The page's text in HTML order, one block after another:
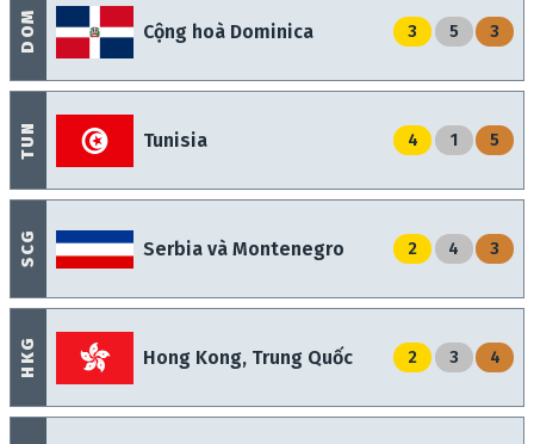
DOM Cộng hoà Dominica 3 5 3
HKG Hong Kong, Trung Quốc 2 3 4
SCG Serbia và Montenegro 2 4 3
TUN Tunisia 4 1 5